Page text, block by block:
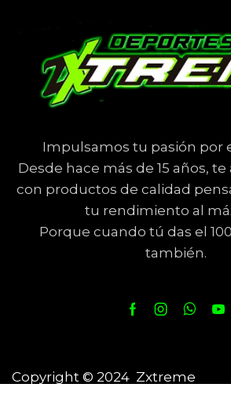
Impulsamos tu pasión por
Desde hace más de 15 años,
con productos de calidad
tu rendimiento al
Porque cuando tú das el
también.
Copyright © 2024 Zxtreme